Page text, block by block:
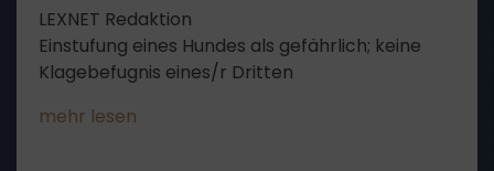
LEXNET Redaktion
Einstufung eines Hundes als gefährlich; keine
Klagebefugnis eines/r Dritten
mehr lesen